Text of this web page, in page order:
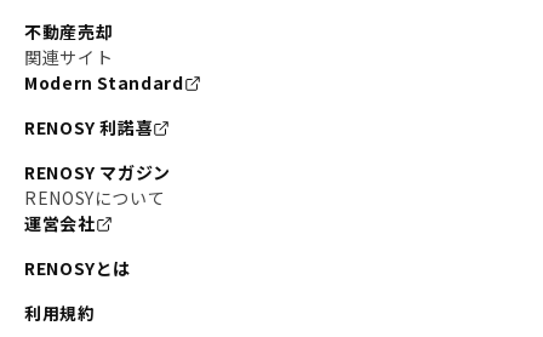
不動産売却
関連サイト
Modern Standard
RENOSY 利諾喜
RENOSY マガジン
RENOSYについて
運営会社
RENOSYとは
利用規約